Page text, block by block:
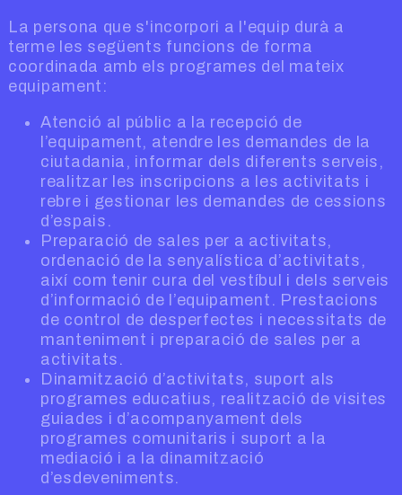
La persona que s'incorpori a l'equip durà a
terme les següents funcions de forma
coordinada amb els programes del mateix
equipament:
Atenció al públic a la recepció de
l’equipament, atendre les demandes de la
ciutadania, informar dels diferents serveis,
realitzar les inscripcions a les activitats i
rebre i gestionar les demandes de cessions
d’espais.
Preparació de sales per a activitats,
ordenació de la senyalística d’activitats,
així com tenir cura del vestíbul i dels serveis
d’informació de l’equipament. Prestacions
de control de desperfectes i necessitats de
manteniment i preparació de sales per a
activitats.
Dinamització d’activitats, suport als
programes educatius, realització de visites
guiades i d’acompanyament dels
programes comunitaris i suport a la
mediació i a la dinamització
d’esdeveniments.